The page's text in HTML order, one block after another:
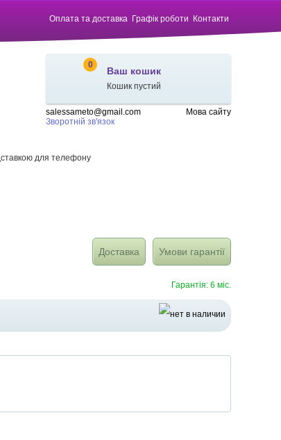
Оплата та доставка Графік роботи Контакти
0
Ваш кошик
Кошик пустий
salessameto@gmail.com
Зворотній зв'язок
Мова сайту
для телефону
Доставка Умови гарантії
Гарантія: 6 міс.